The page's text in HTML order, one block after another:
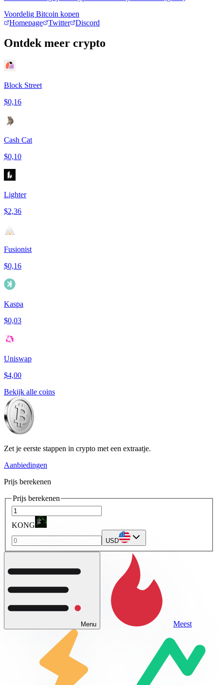
Voordelig Bitcoin kopen
Homepage
Twitter Discord
Ontdek meer crypto
Block Street
$0,16
Cash Cat
$0,10
Lighter
$2,36
Fusionist
$0,16
Kaspa
$0,03
Uniswap
$4,00
Bekijk alle coins
Zet je eerste stappen in crypto met een extraatje.
Aanbiedingen
Prijs berekenen
Prijs berekenen
KONG
USD
Menu Meest